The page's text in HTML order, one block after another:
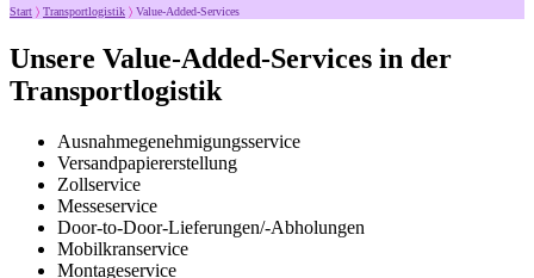
Start 〉 Transportlogistik 〉 Value-Added-Services
Unsere Value-Added-Services in der
Transportlogistik
Ausnahmegenehmigungsservice
Versandpapiererstellung
Zollservice
Messeservice
Door-to-Door-Lieferungen/-Abholungen
Mobilkranservice
Montageservice